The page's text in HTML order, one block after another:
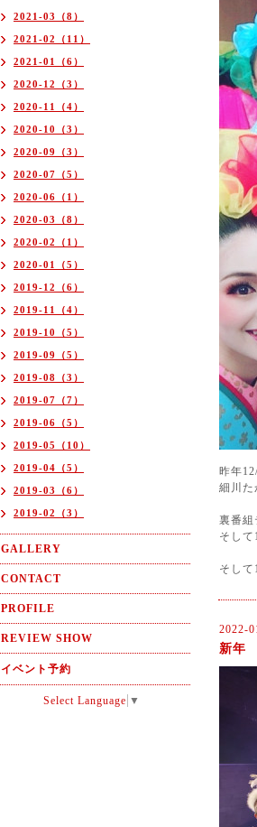
昨年
細川
裏番
そし
そし
2022-
新年
2021-03（8）
2021-02（11）
2021-01（6）
2020-12（3）
2020-11（4）
2020-10（3）
2020-09（3）
2020-07（5）
2020-06（1）
2020-03（8）
2020-02（1）
2020-01（5）
2019-12（6）
2019-11（4）
2019-10（5）
2019-09（5）
2019-08（3）
2019-07（7）
2019-06（5）
2019-05（10）
2019-04（5）
2019-03（6）
2019-02（3）
GALLERY
CONTACT
PROFILE
REVIEW SHOW
イベント予約
Select Language ▼